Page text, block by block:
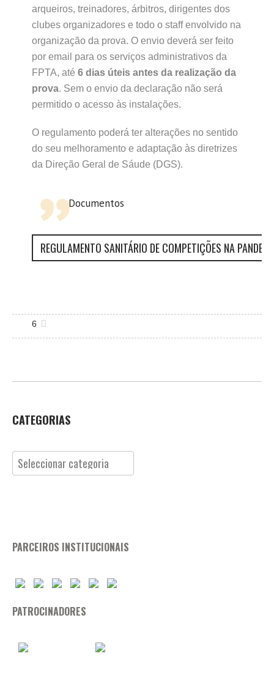
arqueiros, treinadores, árbitros, dirigentes dos
clubes organizadores e todo o staff envolvido na
organização da prova. O envio deverá ser feito
por email para os serviços administrativos da
FPTA, até 6 dias úteis antes da realização da
prova. Sem o envio da declaração não será
permitido o acesso às instalações.
O regulamento poderá ter alterações no sentido
do seu melhoramento e adaptação às diretrizes
da Direção Geral de Sáude (DGS).
Documentos
REGULAMENTO SANITÁRIO DE COMPETIÇÕES NA
6
CATEGORIAS
Categorias
PARCEIROS INSTITUCIONAIS
PATROCINADORES